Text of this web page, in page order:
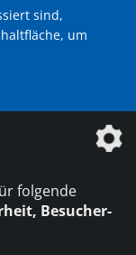
sind,
um
der
folgende
Besucher-